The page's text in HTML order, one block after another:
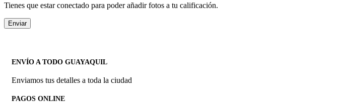
Tienes que estar conectado para poder añadir fotos a tu calificación.
ENVÍO A TODO GUAYAQUIL
Enviamos tus detalles a toda la ciudad
PAGOS ONLINE